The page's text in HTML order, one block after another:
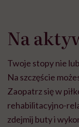
Na
Twoje stopy nie
Na szczęście
Zaopatrz się w
rehabilitacyjno-
zdejmij buty i